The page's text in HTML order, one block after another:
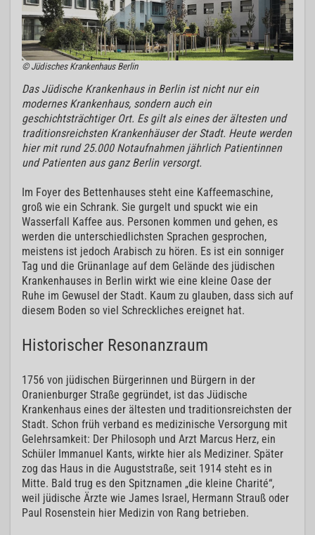
© Jüdisches Krankenhaus Berlin
Das Jüdische Krankenhaus in Berlin ist nicht nur ein
modernes Krankenhaus, sondern auch ein
geschichtsträchtiger Ort. Es gilt als eines der ältesten und
traditionsreichsten Krankenhäuser der Stadt. Heute werden
hier mit rund 25.000 Notaufnahmen jährlich Patientinnen
und Patienten aus ganz Berlin versorgt.
Im Foyer des Bettenhauses steht eine Kaffeemaschine,
groß wie ein Schrank. Sie gurgelt und spuckt wie ein
Wasserfall Kaffee aus. Personen kommen und gehen, es
werden die unterschiedlichsten Sprachen gesprochen,
meistens ist jedoch Arabisch zu hören. Es ist ein sonniger
Tag und die Grünanlage auf dem Gelände des jüdischen
Krankenhauses in Berlin wirkt wie eine kleine Oase der
Ruhe im Gewusel der Stadt. Kaum zu glauben, dass sich auf
diesem Boden so viel Schreckliches ereignet hat.
Historischer Resonanzraum
1756 von jüdischen Bürgerinnen und Bürgern in der
Oranienburger Straße gegründet, ist das Jüdische
Krankenhaus eines der ältesten und traditionsreichsten der
Stadt. Schon früh verband es medizinische Versorgung mit
Gelehrsamkeit: Der Philosoph und Arzt Marcus Herz, ein
Schüler Immanuel Kants, wirkte hier als Mediziner. Später
zog das Haus in die Auguststraße, seit 1914 steht es in
Mitte. Bald trug es den Spitznamen „die kleine Charité“,
weil jüdische Ärzte wie James Israel, Hermann Strauß oder
Paul Rosenstein hier Medizin von Rang betrieben.